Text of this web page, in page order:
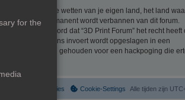
bevat die de wetten van je eigen land, het land
ingang en permanent wordt verbannen van dit forum.
er mee akkoord dat “3D Print Forum” het recht heeft
die je bij ons invoert wordt opgeslagen in een
worden gehouden voor een hackpoging die
Alle tijden zijn
Cookie-Settings
Verwijder cookies
for the